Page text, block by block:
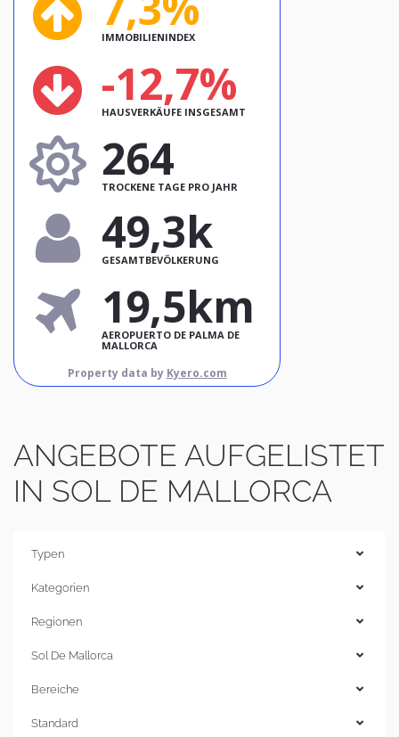
IMMOBILIENINDEX
-12,7%
HAUSVERKÄUFE INSGESAMT
264
TROCKENE TAGE PRO JAHR
49,3k
GESAMTBEVÖLKERUNG
19,5km
AEROPUERTO DE PALMA DE
MALLORCA
Property data by Kyero.com
ANGEBOTE AUFGELISTET
IN SOL DE MALLORCA
Typen
Kategorien
Regionen
Sol De Mallorca
Bereiche
Standard